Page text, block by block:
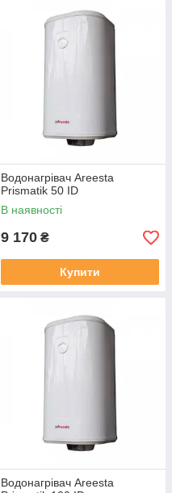
Водонагрівач Areesta
Prismatik 50 ID
В наявності
9 170 ₴
Купити
Водонагрівач Areesta